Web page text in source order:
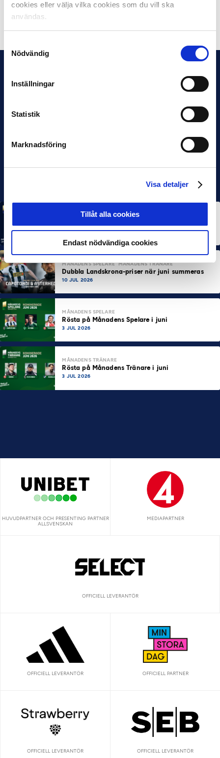
cookies eller välja vilka cookies som du vill ska
användas.
Nödvändig
Inställningar
Statistik
Marknadsföring
Visa detaljer
Tillåt alla cookies
Endast nödvändiga cookies
Dela på Facebook
MÅNADENS SPELARE MÅNADENS TRÄNARE
7 AUG 2026
MÅNADENS SPELARE MÅNADENS TRÄNARE
Dubbla Landskrona-priser när juni summeras
10 JUL 2026
MÅNADENS SPELARE
Rösta på Månadens Spelare i juni
3 JUL 2026
MÅNADENS TRÄNARE
Rösta på Månadens Tränare i juni
3 JUL 2026
HUVUDPARTNER OCH PRESENTING PARTNER
ALLSVENSKAN
MEDIAPARTNER
OFFICIELL LEVERANTÖR
OFFICIELL LEVERANTÖR OFFICIELL PARTNER
OFFICIELL LEVERANTÖR OFFICIELL LEVERANTÖR